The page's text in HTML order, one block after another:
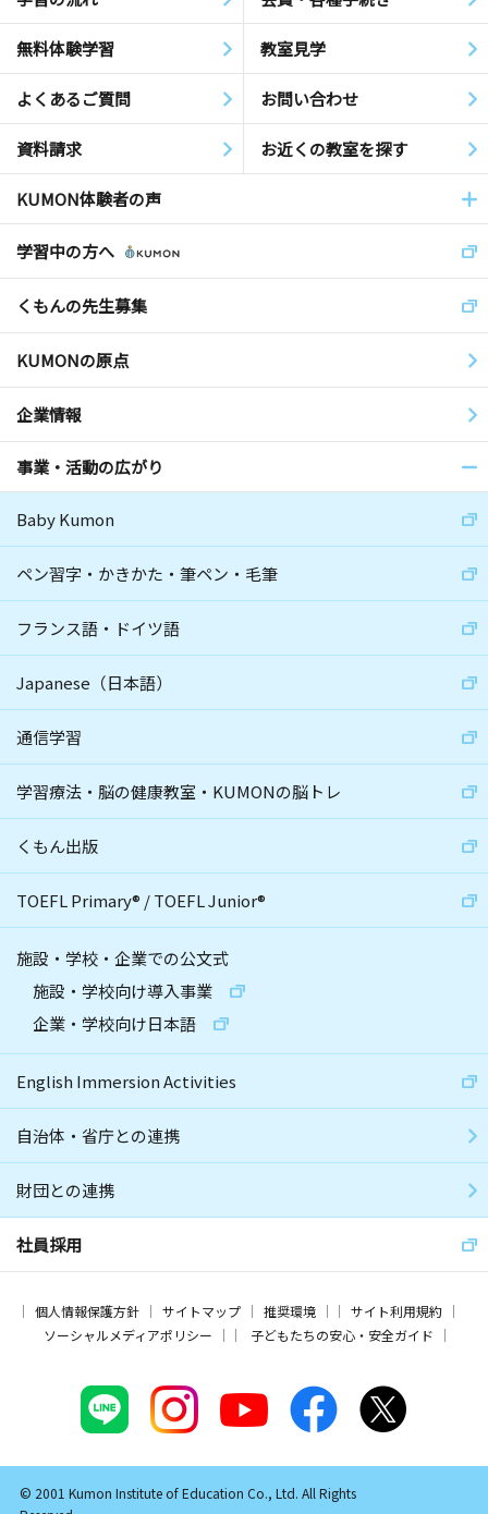
無料体験学習 教室見学
よくあるご質問 お問い合わせ
資料請求 お近くの教室を探す
KUMON体験者の声
学習中の方へ
くもんの先生募集
KUMONの原点
企業情報
事業・活動の広がり
Baby Kumon
ペン習字・かきかた・筆ペン・毛筆
フランス語・ドイツ語
Japanese（日本語）
通信学習
学習療法・脳の健康教室・KUMONの脳トレ
くもん出版
TOEFL Primary® /TOEFL Junior®
施設・学校・企業での公文式
施設・学校向け導入事業
企業・学校向け日本語
English Immersion Activities
自治体・省庁との連携
財団との連携
社員採用
個人情報保護方針 サイトマップ 推奨環境
サイト利用規約
ソーシャルメディアポリシー
子どもたちの安心・安全ガイド
© 2001 Kumon Institute of Education Co., Ltd. All Rights